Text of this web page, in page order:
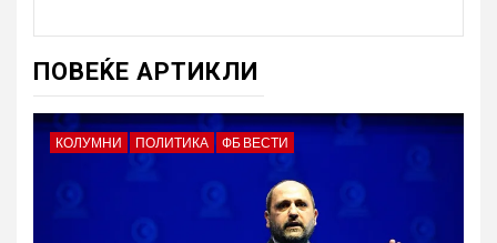
ПОВЕЌЕ АРТИКЛИ
КОЛУМНИ ПОЛИТИКА ФБ ВЕСТИ